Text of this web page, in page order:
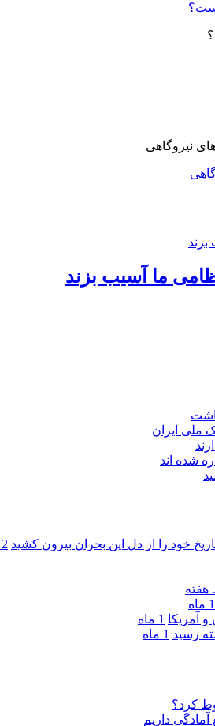
ما آسیب بزند
شده اند
خود را از دل این بحران بیرون کشید 2 روز
1 ماه
آمریکا 1 ماه
1 ماه
کرد؟
داریم